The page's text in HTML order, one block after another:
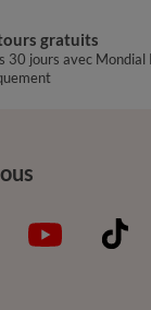
gratuits
30 jours avec Mondial